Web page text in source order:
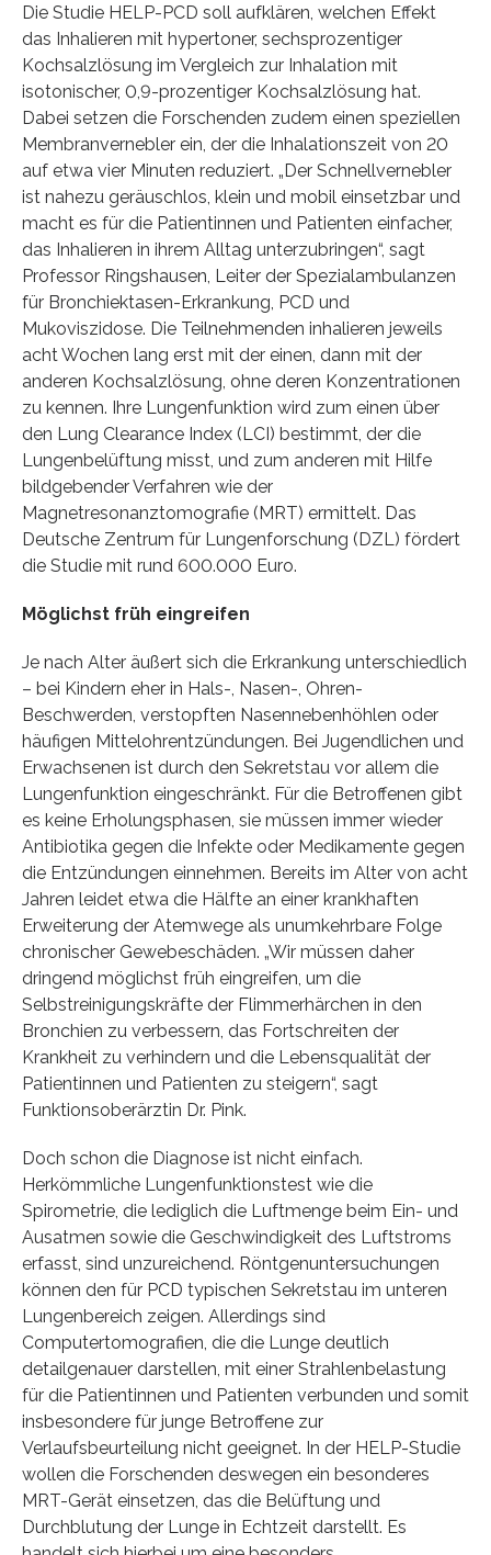
Die Studie HELP-PCD soll aufklären, welchen Effekt
das Inhalieren mit hypertoner, sechsprozentiger
Kochsalzlösung im Vergleich zur Inhalation mit
isotonischer, 0,9-prozentiger Kochsalzlösung hat.
Dabei setzen die Forschenden zudem einen speziellen
Membranvernebler ein, der die Inhalationszeit von 20
auf etwa vier Minuten reduziert. „Der Schnellvernebler
ist nahezu geräuschlos, klein und mobil einsetzbar und
macht es für die Patientinnen und Patienten einfacher,
das Inhalieren in ihrem Alltag unterzubringen“, sagt
Professor Ringshausen, Leiter der Spezialambulanzen
für Bronchiektasen-Erkrankung, PCD und
Mukoviszidose. Die Teilnehmenden inhalieren jeweils
acht Wochen lang erst mit der einen, dann mit der
anderen Kochsalzlösung, ohne deren Konzentrationen
zu kennen. Ihre Lungenfunktion wird zum einen über
den Lung Clearance Index (LCI) bestimmt, der die
Lungenbelüftung misst, und zum anderen mit Hilfe
bildgebender Verfahren wie der
Magnetresonanztomografie (MRT) ermittelt. Das
Deutsche Zentrum für Lungenforschung (DZL) fördert
die Studie mit rund 600.000 Euro.
Möglichst früh eingreifen
Je nach Alter äußert sich die Erkrankung unterschiedlich
– bei Kindern eher in Hals-, Nasen-, Ohren-
Beschwerden, verstopften Nasennebenhöhlen oder
häufigen Mittelohrentzündungen. Bei Jugendlichen und
Erwachsenen ist durch den Sekretstau vor allem die
Lungenfunktion eingeschränkt. Für die Betroffenen gibt
es keine Erholungsphasen, sie müssen immer wieder
Antibiotika gegen die Infekte oder Medikamente gegen
die Entzündungen einnehmen. Bereits im Alter von acht
Jahren leidet etwa die Hälfte an einer krankhaften
Erweiterung der Atemwege als unumkehrbare Folge
chronischer Gewebeschäden. „Wir müssen daher
dringend möglichst früh eingreifen, um die
Selbstreinigungskräfte der Flimmerhärchen in den
Bronchien zu verbessern, das Fortschreiten der
Krankheit zu verhindern und die Lebensqualität der
Patientinnen und Patienten zu steigern“, sagt
Funktionsoberärztin Dr. Pink.
Doch schon die Diagnose ist nicht einfach.
Herkömmliche Lungenfunktionstest wie die
Spirometrie, die lediglich die Luftmenge beim Ein- und
Ausatmen sowie die Geschwindigkeit des Luftstroms
erfasst, sind unzureichend. Röntgenuntersuchungen
können den für PCD typischen Sekretstau im unteren
Lungenbereich zeigen. Allerdings sind
Computertomografien, die die Lunge deutlich
detailgenauer darstellen, mit einer Strahlenbelastung
für die Patientinnen und Patienten verbunden und somit
insbesondere für junge Betroffene zur
Verlaufsbeurteilung nicht geeignet. In der HELP-Studie
wollen die Forschenden deswegen ein besonderes
MRT-Gerät einsetzen, das die Belüftung und
Durchblutung der Lunge in Echtzeit darstellt. Es